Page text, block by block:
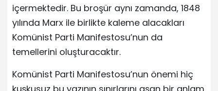
içermektedir. Bu broşür aynı zamanda, 1848
yılında Marx ile birlikte kaleme alacakları
Komünist Parti Manifestosu’nun da
temellerini oluşturacaktır.
Komünist Parti Manifestosu’nun önemi hiç